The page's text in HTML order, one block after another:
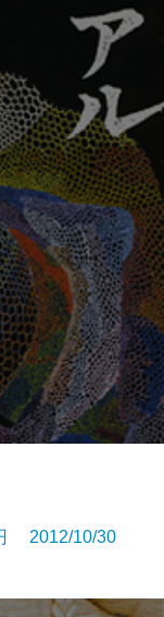
2012/10/30